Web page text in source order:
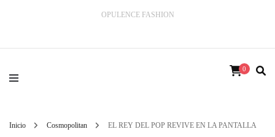
OPULENCE FASHION
0
Inicio Cosmopolitan
EL REY DEL POP REVIVE EN LA PANTALLA